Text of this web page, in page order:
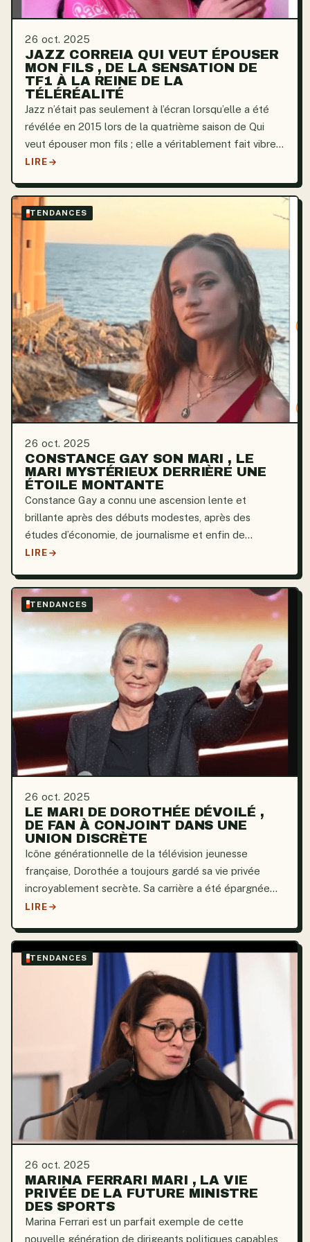
26 oct. 2025
JAZZ CORREIA QUI VEUT ÉPOUSER
MON FILS , DE LA SENSATION DE
TF1 À LA REINE DE LA
TÉLÉRÉALITÉ
Jazz n’était pas seulement à l’écran lorsqu’elle a été
révélée en 2015 lors de la quatrième saison de Qui
veut épouser mon fils ; elle a véritablement fait vibrer
l’émission. Les téléspectateurs ont été
fougueux et...
LIRE
TENDANCES
26 oct. 2025
CONSTANCE GAY SON MARI , LE
MARI MYSTÉRIEUX DERRIÈRE UNE
ÉTOILE MONTANTE
Constance Gay a connu une ascension lente et
brillante après des débuts modestes, après des
études d’économie, de journalisme et enfin de
théâtre. Ses premiers rôles au cinéma et sa formation
déjà...
LIRE
TENDANCES
26 oct. 2025
LE MARI DE DOROTHÉE DÉVOILÉ ,
DE FAN À CONJOINT DANS UNE
UNION DISCRÈTE
Icône générationnelle de la télévision jeunesse
française, Dorothée a toujours gardé sa vie privée
incroyablement secrète. Sa carrière a été épargnée
par toute médiatisation inutile grâce à son excellente
LIRE
TENDANCES
26 oct. 2025
MARINA FERRARI MARI , LA VIE
PRIVÉE DE LA FUTURE MINISTRE
DES SPORTS
Marina Ferrari est un parfait exemple de cette
nouvelle génération de dirigeants politiques capables